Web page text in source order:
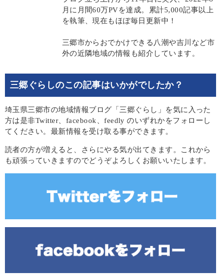
月に月間60万PVを達成。累計5,000記事以上
を執筆、現在もほぼ毎日更新中！
三郷市からおでかけできる八潮や吉川など市
外の近隣地域の情報も紹介しています。
三郷ぐらしのこの記事はいかがでしたか？
埼玉県三郷市の地域情報ブログ「三郷ぐらし」を気に入った
方は是非Twitter、facebook、feedly のいずれかをフォローし
てください。最新情報を受け取る事ができます。
読者の方が増えると、さらにやる気が出てきます。これから
も頑張っていきますのでどうぞよろしくお願いいたします。